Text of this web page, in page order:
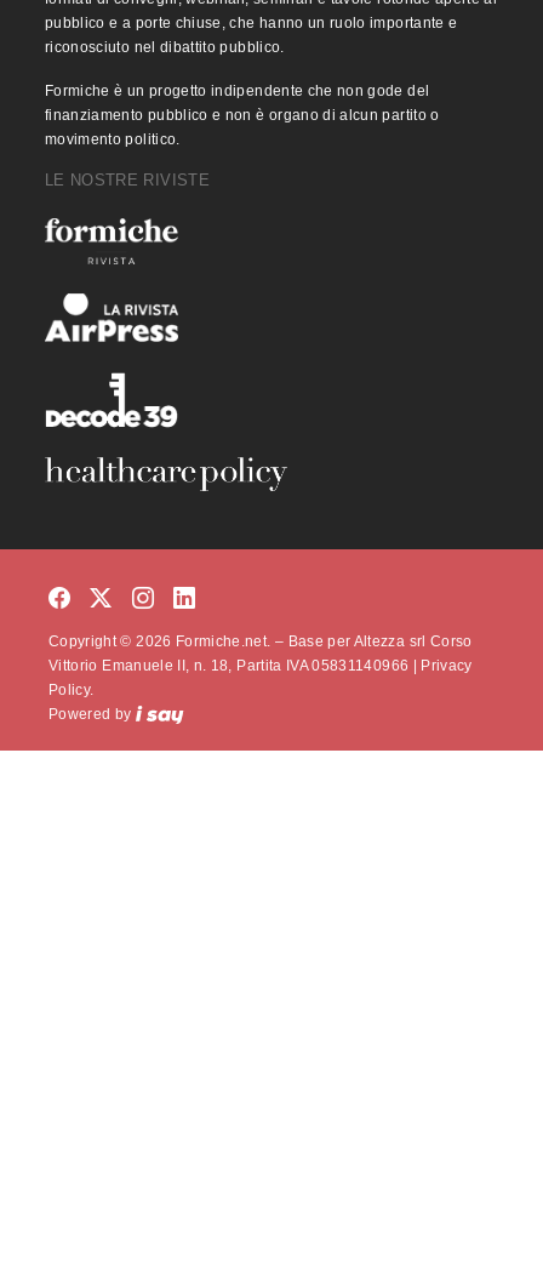
pubblico e a porte chiuse, che hanno un ruolo importante e
riconosciuto nel dibattito pubblico.
Formiche è un progetto indipendente che non gode del
finanziamento pubblico e non è organo di alcun partito o
movimento politico.
LE NOSTRE RIVISTE
Copyright © 2026 Formiche.net. – Base per Altezza srl Corso
Vittorio Emanuele II, n. 18, Partita IVA 05831140966 |
Privacy
Policy.
Powered by